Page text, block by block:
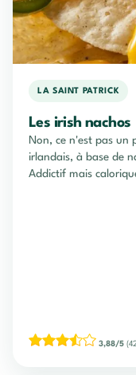
LA SAINT PATRICK
Les irish nachos
Non, ce n'est pas un
irlandais, à base de
Addictif mais
3,88/5